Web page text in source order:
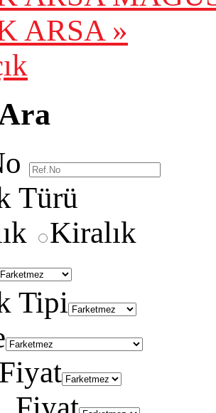
ARSA »
Türü
Kiralık
Tipi